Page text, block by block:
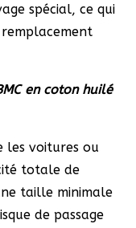
spécial, ce qui
en coton huilé
les voitures ou
totale de
taille minimale
de passage